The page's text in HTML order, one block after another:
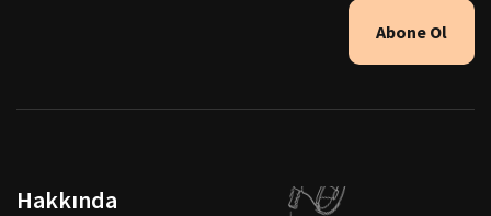
Abone Ol
Hakkında